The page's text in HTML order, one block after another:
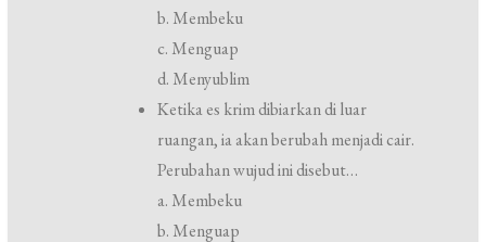
b. Membeku
c. Menguap
d. Menyublim
Ketika es krim dibiarkan di luar
ruangan, ia akan berubah menjadi cair.
Perubahan wujud ini disebut…
a. Membeku
b. Menguap